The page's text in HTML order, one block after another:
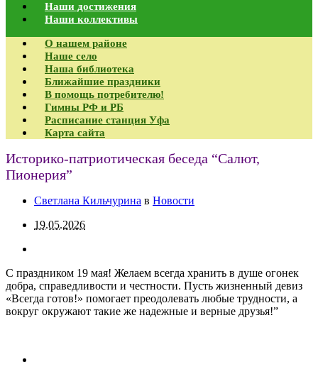
Наши достижения
Наши коллективы
О нашем районе
Наше село
Наша библиотека
Ближайшие праздники
В помощь потребителю!
Гимны РФ и РБ
Расписание станция Уфа
Карта сайта
Историко-патриотическая беседа “Салют,
Пионерия”
Светлана Кильчурина в Новости
19.05.2026
С праздником 19 мая! Желаем всегда хранить в душе огонек
добра, справедливости и честности. Пусть жизненный девиз
«Всегда готов!» помогает преодолевать любые трудности, а
вокруг окружают такие же надежные и верные друзья!”